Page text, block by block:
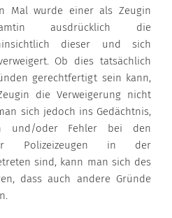
Mal wurde einer als Zeugin
ausdrücklich die
hinsichtlich dieser und sich
Ob dies tatsächlich
gerechtfertigt sein kann,
die Verweigerung nicht
sich jedoch ins Gedächtnis,
und/oder Fehler bei den
Polizeizeugen in der
sind, kann man sich des
dass auch andere Gründe